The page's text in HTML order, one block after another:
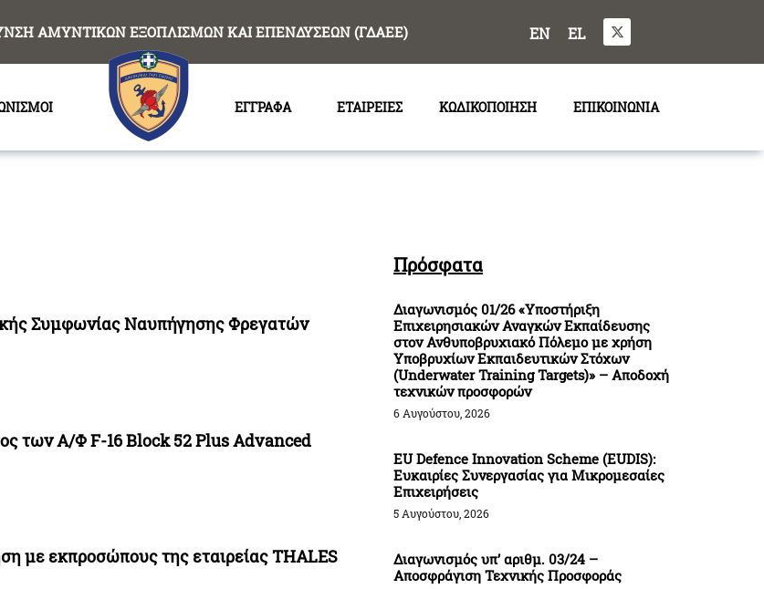
ΑΜΥΝΤΙΚΩΝ ΕΞΟΠΛΙΣΜΩΝ ΚΑΙ ΕΠΕΝΔΥΣΕΩΝ (ΓΔΑΕΕ) EN EL
ΕΓΓΡΑΦΑ ΕΤΑΙΡΕΙΕΣ ΚΩΔΙΚΟΠΟΙΗΣΗ ΕΠΙΚΟΙΝΩΝΙΑ
Συμφωνίας Ναυπήγησης Φρεγατών
των Α/Φ F-16 Block 52 Plus Advanced
με εκπροσώπους της εταιρείας THALES
Πρόσφατα
Διαγωνισμός 01/26 «Υποστήριξη
Επιχειρησιακών Αναγκών Εκπαίδευσης
στον Ανθυποβρυχιακό Πόλεμο με χρήση
Υποβρυχίων Εκπαιδευτικών Στόχων
(Underwater Training Targets)» – Αποδοχή
τεχνικών προσφορών
6 Αυγούστου, 2026
EU Defence Innovation Scheme (EUDIS):
Ευκαιρίες Συνεργασίας για Μικρομεσαίες
Επιχειρήσεις
5 Αυγούστου, 2026
Διαγωνισμός υπ’ αριθμ. 03/24 –
Αποσφράγιση Τεχνικής Προσφοράς